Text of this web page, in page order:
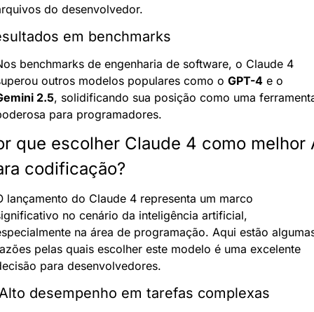
do desenvolvedor.
em benchmarks
benchmarks de engenharia de software, o Claude 4
outros modelos populares como o GPT-4
2.5, solidificando sua posição como uma
para programadores.
que escolher Claude 4 como melhor
codificação?
lançamento do Claude 4 representa um marco
no cenário da inteligência artificial,
na área de programação. Aqui estão
pelas quais escolher este modelo é uma excelente
para desenvolvedores.
desempenho em tarefas complexas